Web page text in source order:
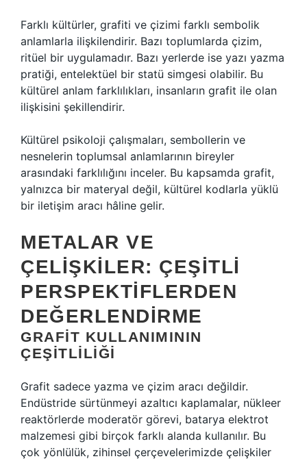
Farklı kültürler, grafiti ve çizimi farklı sembolik
anlamlarla ilişkilendirir. Bazı toplumlarda çizim,
ritüel bir uygulamadır. Bazı yerlerde ise yazı yazma
pratiği, entelektüel bir statü simgesi olabilir. Bu
kültürel anlam farklılıkları, insanların grafit ile olan
ilişkisini şekillendirir.
Kültürel psikoloji çalışmaları, sembollerin ve
nesnelerin toplumsal anlamlarının bireyler
arasındaki farklılığını inceler. Bu kapsamda grafit,
yalnızca bir materyal değil, kültürel kodlarla yüklü
bir iletişim aracı hâline gelir.
METALAR VE
ÇELIŞKILER: ÇEŞITLI
PERSPEKTIFLERDEN
DEĞERLENDIRME
GRAFIT KULLANIMININ
ÇEŞITLILIĞI
Grafit sadece yazma ve çizim aracı değildir.
Endüstride sürtünmeyi azaltıcı kaplamalar, nükleer
reaktörlerde moderatör görevi, batarya elektrot
malzemesi gibi birçok farklı alanda kullanılır. Bu
çok yönlülük, zihinsel çerçevelerimizde çelişkiler